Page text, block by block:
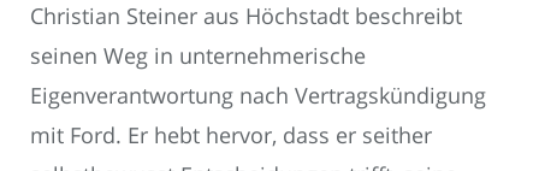
Christian Steiner aus Höchstadt beschreibt
seinen Weg in unternehmerische
Eigenverantwortung nach Vertragskündigung
mit Ford. Er hebt hervor, dass er seither